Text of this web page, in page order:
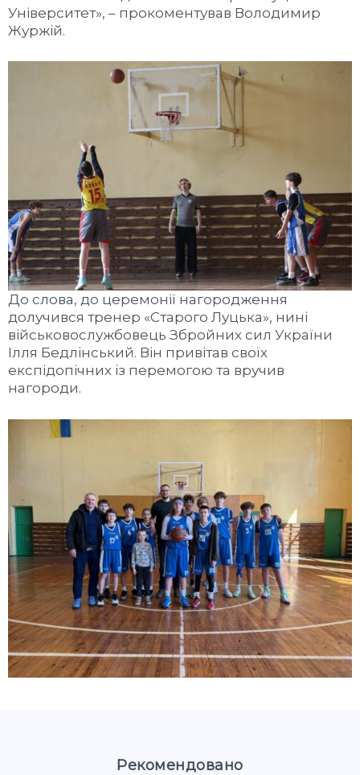
Університет», – прокоментував Володимир
Журжій.
До слова, до церемонії нагородження
долучився тренер «Старого Луцька», нині
військовослужбовець Збройних сил України
Ілля Бедлінський. Він привітав своїх
експідопічних із перемогою та вручив
нагороди.
Рекомендовано